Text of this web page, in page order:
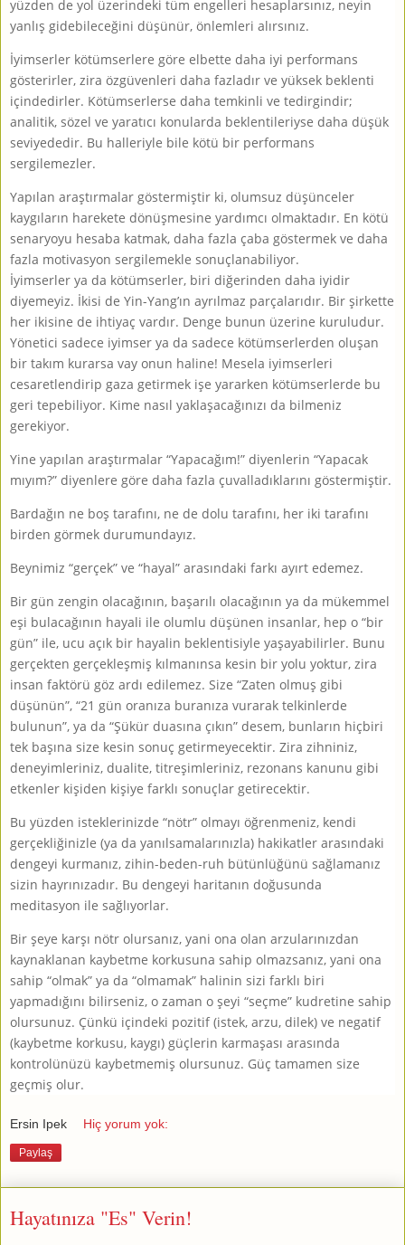
yüzden de yol üzerindeki tüm engelleri hesaplarsınız, neyin
yanlış gidebileceğini düşünür, önlemleri alırsınız.
İyimserler kötümserlere göre elbette daha iyi performans
gösterirler, zira özgüvenleri daha fazladır ve yüksek beklenti
içindedirler. Kötümserlerse daha temkinli ve tedirgindir;
analitik, sözel ve yaratıcı konularda beklentileriyse daha düşük
seviyededir. Bu halleriyle bile kötü bir performans
sergilemezler.
Yapılan araştırmalar göstermiştir ki, olumsuz düşünceler
kaygıların harekete dönüşmesine yardımcı olmaktadır. En kötü
senaryoyu hesaba katmak, daha fazla çaba göstermek ve daha
fazla motivasyon sergilemekle sonuçlanabiliyor.
İyimserler ya da kötümserler, biri diğerinden daha iyidir
diyemeyiz. İkisi de Yin-Yang’ın ayrılmaz parçalarıdır. Bir şirkette
her ikisine de ihtiyaç vardır. Denge bunun üzerine kuruludur.
Yönetici sadece iyimser ya da sadece kötümserlerden oluşan
bir takım kurarsa vay onun haline! Mesela iyimserleri
cesaretlendirip gaza getirmek işe yararken kötümserlerde bu
geri tepebiliyor. Kime nasıl yaklaşacağınızı da bilmeniz
gerekiyor.
Yine yapılan araştırmalar “Yapacağım!” diyenlerin “Yapacak
mıyım?” diyenlere göre daha fazla çuvalladıklarını göstermiştir.
Bardağın ne boş tarafını, ne de dolu tarafını, her iki tarafını
birden görmek durumundayız.
Beynimiz “gerçek” ve “hayal” arasındaki farkı ayırt edemez.
Bir gün zengin olacağının, başarılı olacağının ya da mükemmel
eşi bulacağının hayali ile olumlu düşünen insanlar, hep o “bir
gün” ile, ucu açık bir hayalin beklentisiyle yaşayabilirler. Bunu
gerçekten gerçekleşmiş kılmanınsa kesin bir yolu yoktur, zira
insan faktörü göz ardı edilemez. Size “Zaten olmuş gibi
düşünün”, “21 gün oranıza buranıza vurarak telkinlerde
bulunun”, ya da “Şükür duasına çıkın” desem, bunların hiçbiri
tek başına size kesin sonuç getirmeyecektir. Zira zihniniz,
deneyimleriniz, dualite, titreşimleriniz, rezonans kanunu gibi
etkenler kişiden kişiye farklı sonuçlar getirecektir.
Bu yüzden isteklerinizde “nötr” olmayı öğrenmeniz, kendi
gerçekliğinizle (ya da yanılsamalarınızla) hakikatler arasındaki
dengeyi kurmanız, zihin-beden-ruh bütünlüğünü sağlamanız
sizin hayrınızadır. Bu dengeyi haritanın doğusunda
meditasyon ile sağlıyorlar.
Bir şeye karşı nötr olursanız, yani ona olan arzularınızdan
kaynaklanan kaybetme korkusuna sahip olmazsanız, yani ona
sahip “olmak” ya da “olmamak” halinin sizi farklı biri
yapmadığını bilirseniz, o zaman o şeyi “seçme” kudretine sahip
olursunuz. Çünkü içindeki pozitif (istek, arzu, dilek) ve negatif
(kaybetme korkusu, kaygı) güçlerin karmaşası arasında
kontrolünüzü kaybetmemiş olursunuz. Güç tamamen size
geçmiş olur.
Ersin Ipek Hiç yorum yok:
Paylaş
Hayatınıza "Es" Verin!